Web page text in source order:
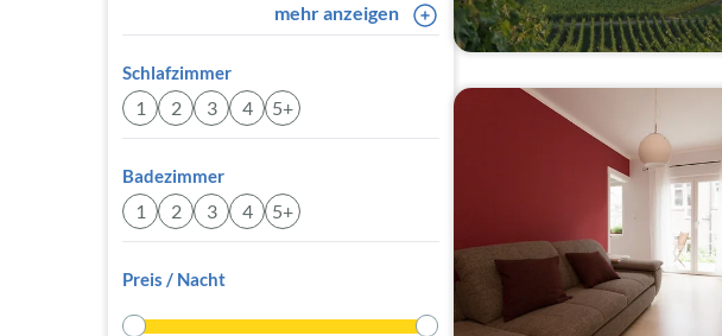
mehr anzeigen
Schlafzimmer
1 2 3 4 5+
Badezimmer
1 2 3 4 5+
Preis / Nacht